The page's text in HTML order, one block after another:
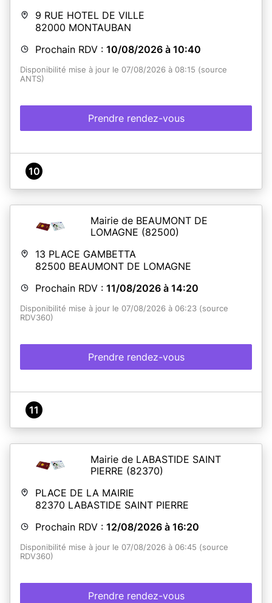
9 RUE HOTEL DE VILLE
82000 MONTAUBAN
Prochain RDV : 10/08/2026 à 10:40
Disponibilité mise à jour le 07/08/2026 à 08:15 (source
ANTS)
Prendre rendez-vous
10
Mairie de BEAUMONT DE
LOMAGNE (82500)
13 PLACE GAMBETTA
82500 BEAUMONT DE LOMAGNE
Prochain RDV : 11/08/2026 à 14:20
Disponibilité mise à jour le 07/08/2026 à 06:23 (source
RDV360)
Prendre rendez-vous
11
Mairie de LABASTIDE SAINT
PIERRE (82370)
PLACE DE LA MAIRIE
82370 LABASTIDE SAINT PIERRE
Prochain RDV : 12/08/2026 à 16:20
Disponibilité mise à jour le 07/08/2026 à 06:45 (source
RDV360)
Prendre rendez-vous